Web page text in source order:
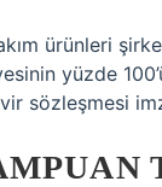
ürünleri
yüzde
sözleşmesi